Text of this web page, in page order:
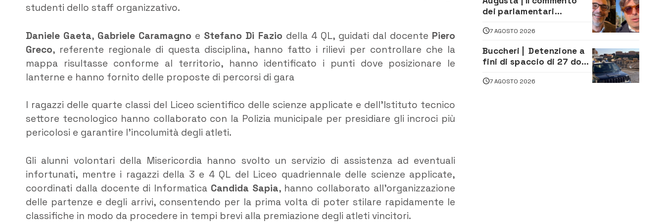
studenti dello staff organizzativo.
Daniele Gaeta, Gabriele Caramagno e Stefano Di Fazio della 4 QL, guidati dal docente Piero
Greco, referente regionale di questa disciplina, hanno fatto i rilievi per controllare che la
mappa risultasse conforme al territorio, hanno identificato i punti dove posizionare le
lanterne e hanno fornito delle proposte di percorsi di gara
I ragazzi delle quarte classi del Liceo scientifico delle scienze applicate e dell’Istituto tecnico
settore tecnologico hanno collaborato con la Polizia municipale per presidiare gli incroci più
pericolosi e garantire l’incolumità degli atleti.
Gli alunni volontari della Misericordia hanno svolto un servizio di assistenza ad eventuali
infortunati, mentre i ragazzi della 3 e 4 QL del Liceo quadriennale delle scienze applicate,
coordinati dalla docente di Informatica Candida Sapia, hanno collaborato all’organizzazione
delle partenze e degli arrivi, consentendo per la prima volta di poter stilare rapidamente le
classifiche in modo da procedere in tempi brevi alla premiazione degli atleti vincitori.
dei parlamentari
firma del contatto per il
depuratore
7 AGOSTO 2026
Buccheri | Detenzione a
fini di spaccio di 27 dosi
20enni
7 AGOSTO 2026